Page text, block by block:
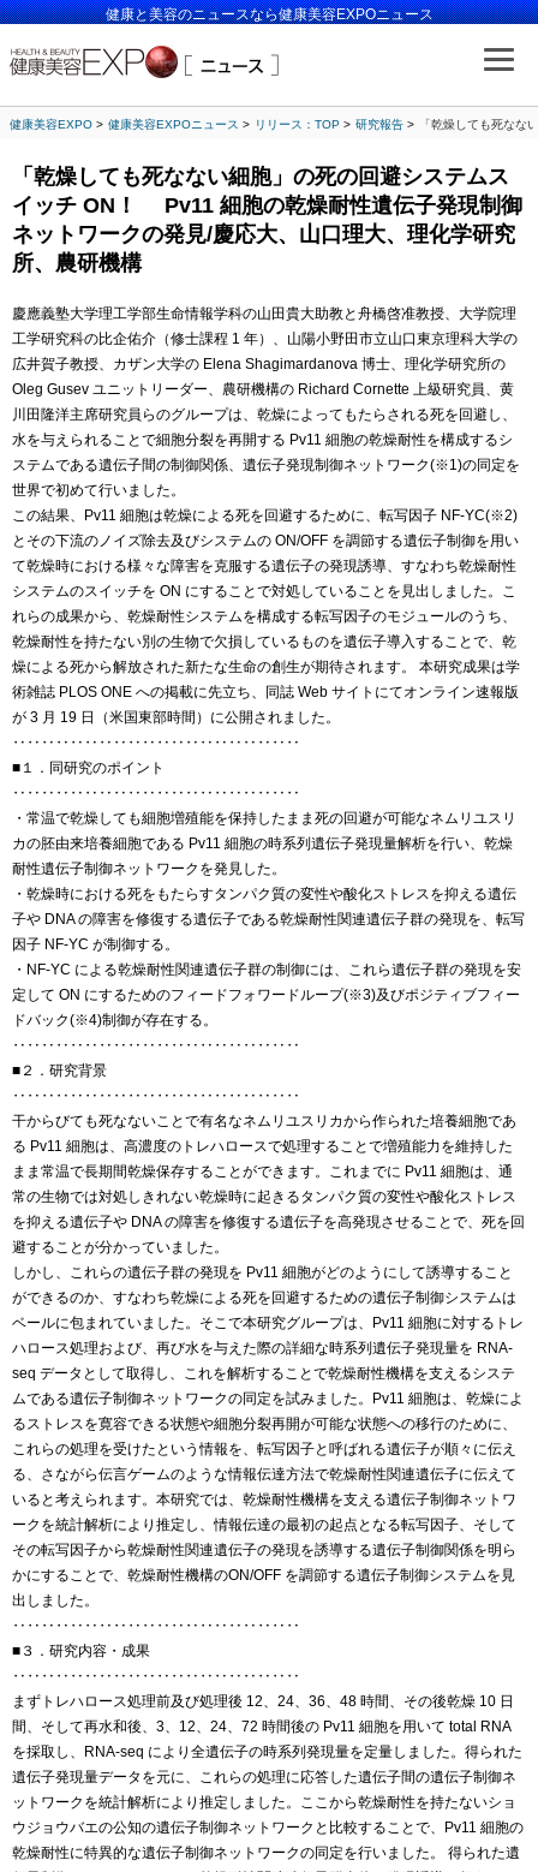
健康と美容のニュースなら健康美容EXPOニュース
健康美容EXPO 健康美容EXPOニュース リリース：TOP 研究報告 「乾燥しても死な
「乾燥しても死なない細胞」の死の回避システムス
イッチ ON！ Pv11 細胞の乾燥耐性遺伝子発現制御
ネットワークの発見/慶応大、山口理大、理化学研究
所、農研機構
慶應義塾大学理工学部生命情報学科の山田貴大助教と舟橋啓准教授、大学院理
工学研究科の比企佑介（修士課程 1 年）、山陽小野田市立山口東京理科大学の
広井賀子教授、カザン大学の Elena Shagimardanova 博士、理化学研究所の
Oleg Gusev ユニットリーダー、農研機構の Richard Cornette 上級研究員、黄
川田隆洋主席研究員らのグループは、乾燥によってもたらされる死を回避し、
水を与えられることで細胞分裂を再開する Pv11 細胞の乾燥耐性を構成するシ
ステムである遺伝子間の制御関係、遺伝子発現制御ネットワーク(※1)の同定を
世界で初めて行いました。
この結果、Pv11 細胞は乾燥による死を回避するために、転写因子 NF-YC(※2)
とその下流のノイズ除去及びシステムの ON/OFF を調節する遺伝子制御を用い
て乾燥時における様々な障害を克服する遺伝子の発現誘導、すなわち乾燥耐性
システムのスイッチを ON にすることで対処していることを見出しました。こ
れらの成果から、乾燥耐性システムを構成する転写因子のモジュールのうち、
乾燥耐性を持たない別の生物で欠損しているものを遺伝子導入することで、乾
燥による死から解放された新たな生命の創生が期待されます。 本研究成果は学
術雑誌 PLOS ONE への掲載に先立ち、同誌 Web サイトにてオンライン速報版
が 3 月 19 日（米国東部時間）に公開されました。
‥‥‥‥‥‥‥‥‥‥‥‥‥‥‥‥‥‥‥‥
■１．同研究のポイント
‥‥‥‥‥‥‥‥‥‥‥‥‥‥‥‥‥‥‥‥
・常温で乾燥しても細胞増殖能を保持したまま死の回避が可能なネムリユスリ
カの胚由来培養細胞である Pv11 細胞の時系列遺伝子発現量解析を行い、乾燥
耐性遺伝子制御ネットワークを発見した。
・乾燥時における死をもたらすタンパク質の変性や酸化ストレスを抑える遺伝
子や DNA の障害を修復する遺伝子である乾燥耐性関連遺伝子群の発現を、転写
因子 NF-YC が制御する。
・NF-YC による乾燥耐性関連遺伝子群の制御には、これら遺伝子群の発現を安
定して ON にするためのフィードフォワードループ(※3)及びポジティブフィー
ドバック(※4)制御が存在する。
‥‥‥‥‥‥‥‥‥‥‥‥‥‥‥‥‥‥‥‥
■２．研究背景
‥‥‥‥‥‥‥‥‥‥‥‥‥‥‥‥‥‥‥‥
干からびても死なないことで有名なネムリユスリカから作られた培養細胞であ
る Pv11 細胞は、高濃度のトレハロースで処理することで増殖能力を維持した
まま常温で長期間乾燥保存することができます。これまでに Pv11 細胞は、通
常の生物では対処しきれない乾燥時に起きるタンパク質の変性や酸化ストレス
を抑える遺伝子や DNA の障害を修復する遺伝子を高発現させることで、死を回
避することが分かっていました。
しかし、これらの遺伝子群の発現を Pv11 細胞がどのようにして誘導すること
ができるのか、すなわち乾燥による死を回避するための遺伝子制御システムは
ベールに包まれていました。そこで本研究グループは、Pv11 細胞に対するトレ
ハロース処理および、再び水を与えた際の詳細な時系列遺伝子発現量を RNA-
seq データとして取得し、これを解析することで乾燥耐性機構を支えるシステ
ムである遺伝子制御ネットワークの同定を試みました。Pv11 細胞は、乾燥によ
るストレスを寛容できる状態や細胞分裂再開が可能な状態への移行のために、
これらの処理を受けたという情報を、転写因子と呼ばれる遺伝子が順々に伝え
る、さながら伝言ゲームのような情報伝達方法で乾燥耐性関連遺伝子に伝えて
いると考えられます。本研究では、乾燥耐性機構を支える遺伝子制御ネットワ
ークを統計解析により推定し、情報伝達の最初の起点となる転写因子、そして
その転写因子から乾燥耐性関連遺伝子の発現を誘導する遺伝子制御関係を明ら
かにすることで、乾燥耐性機構のON/OFF を調節する遺伝子制御システムを見
出しました。
‥‥‥‥‥‥‥‥‥‥‥‥‥‥‥‥‥‥‥‥
■３．研究内容・成果
‥‥‥‥‥‥‥‥‥‥‥‥‥‥‥‥‥‥‥‥
まずトレハロース処理前及び処理後 12、24、36、48 時間、その後乾燥 10 日
間、そして再水和後、3、12、24、72 時間後の Pv11 細胞を用いて total RNA
を採取し、RNA-seq により全遺伝子の時系列発現量を定量しました。得られた
遺伝子発現量データを元に、これらの処理に応答した遺伝子間の遺伝子制御ネ
ットワークを統計解析により推定しました。ここから乾燥耐性を持たないショ
ウジョウバエの公知の遺伝子制御ネットワークと比較することで、Pv11 細胞の
乾燥耐性に特異的な遺伝子制御ネットワークの同定を行いました。 得られた遺